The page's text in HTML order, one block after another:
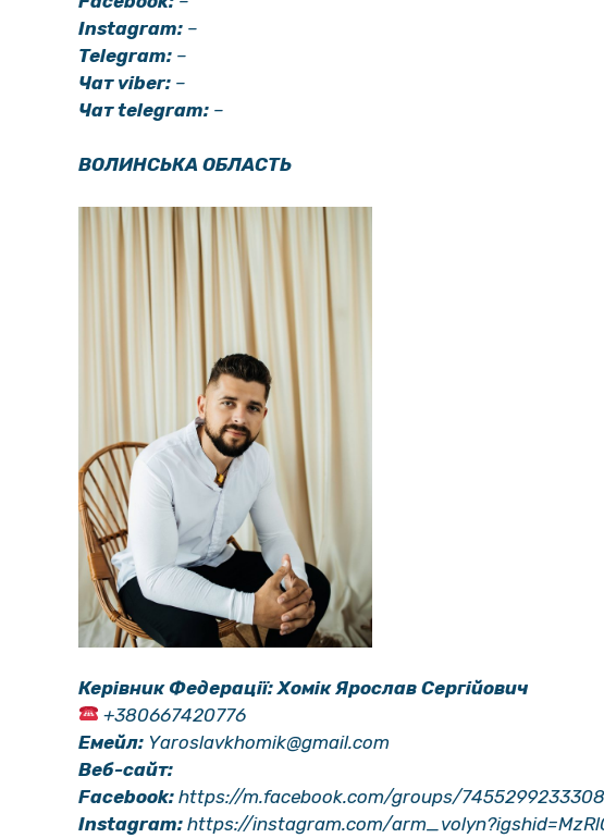
Instagram: –
Telegram: –
Чат viber: –
Чат telegram: –
ВОЛИНСЬКА ОБЛАСТЬ
Керівник Федерації: Хомік Ярослав Сергійович
+380667420776
Емейл: Yaroslavkhomik@gmail.com
Веб-сайт:
Facebook: https://m.facebook.com/groups/
Instagram: https://instagram.com/